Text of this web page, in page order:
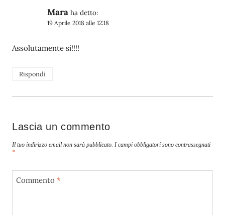
Mara ha detto:
19 Aprile 2018 alle 12:18
Assolutamente si!!!!
Rispondi
Lascia un commento
Il tuo indirizzo email non sarà pubblicato. I campi obbligatori sono contrassegnati
*
Commento *